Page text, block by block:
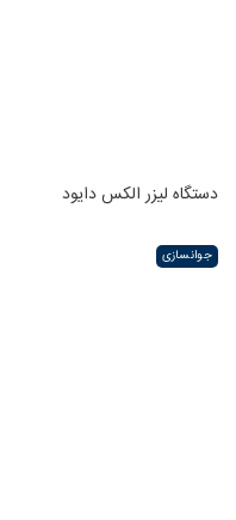
دستگاه لیزر الکس دایود
جوانسازی